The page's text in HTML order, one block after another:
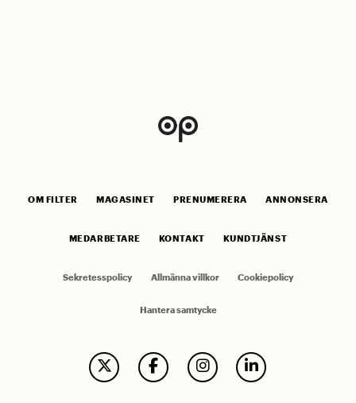
OM FILTER MAGASINET PRENUMERERA ANNONSERA
MEDARBETARE KONTAKT KUNDTJÄNST
Sekretesspolicy Allmänna villkor Cookiepolicy
Hantera samtycke